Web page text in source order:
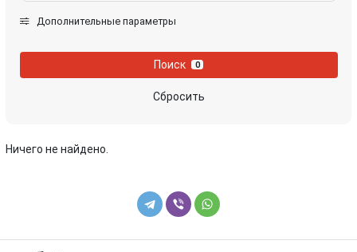
Дополнительные параметры
Поиск 0
Сбросить
Ничего не найдено.